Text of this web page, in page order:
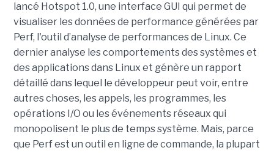
lancé Hotspot 1.0, une interface GUI qui permet de
visualiser les données de performance générées par
Perf, l'outil d’analyse de performances de Linux. Ce
dernier analyse les comportements des systèmes et
des applications dans Linux et génère un rapport
détaillé dans lequel le développeur peut voir, entre
autres choses, les appels, les programmes, les
opérations I/O ou les événements réseaux qui
monopolisent le plus de temps système. Mais, parce
que Perf est un outil en ligne de commande, la plupart